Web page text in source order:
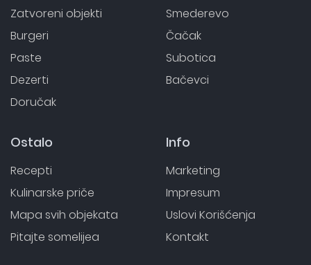
Zatvoreni objekti
Burgeri
Paste
Dezerti
Doručak
Smederevo
Čačak
Subotica
Bačevci
Ostalo
Recepti
Kulinarske priče
Mapa svih objekata
Pitajte somelijea
Info
Marketing
Impresum
Uslovi Korišćenja
Kontakt